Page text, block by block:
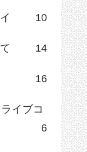
10
14
16
イブコ
6